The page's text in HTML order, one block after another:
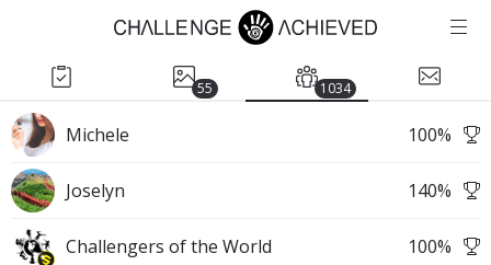
55 1034
Michele 100%
Joselyn 140%
Challengers of the World 100%